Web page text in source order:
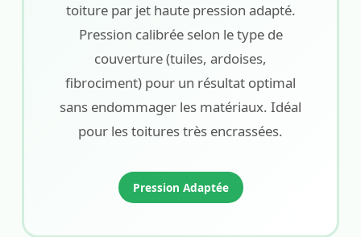
toiture par jet haute pression adapté.
Pression calibrée selon le type de
couverture (tuiles, ardoises,
fibrociment) pour un résultat optimal
sans endommager les matériaux. Idéal
pour les toitures très encrassées.
Pression Adaptée